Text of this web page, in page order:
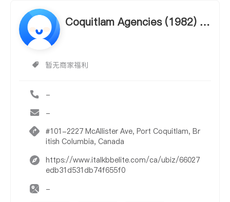
Coquitlam Agencies (1982) Lt
暂无商家福利
-
-
#101-2227 McAllister Ave, Port Coquitlam, Br
itish Columbia, Canada
https://www.italkbbelite.com/ca/ubiz/66027
edb31d531db74f655f0
-